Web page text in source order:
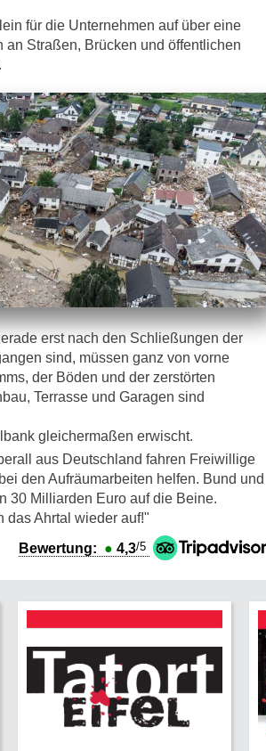
für die Unternehmen auf über eine
Straßen, Brücken und öffentlichen
erst nach den Schließungen der
sind, müssen ganz von vorne
der Böden und der zerstörten
Terrasse und Garagen sind
gleichermaßen erwischt.
aus Deutschland fahren Freiwillige
den Aufräumarbeiten helfen. Bund und
30 Milliarden Euro auf die Beine.
das Ahrtal wieder auf!"
Bewertung: ● 4,3/5